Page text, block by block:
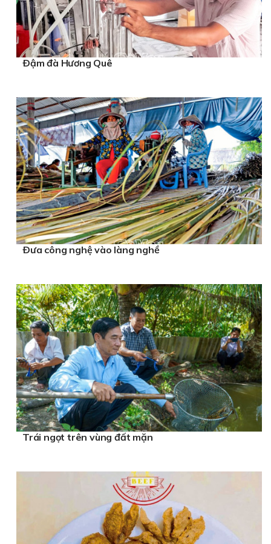
Ðậm đà Hương Quê
Ðưa công nghệ vào làng nghề
Trái ngọt trên vùng đất mặn